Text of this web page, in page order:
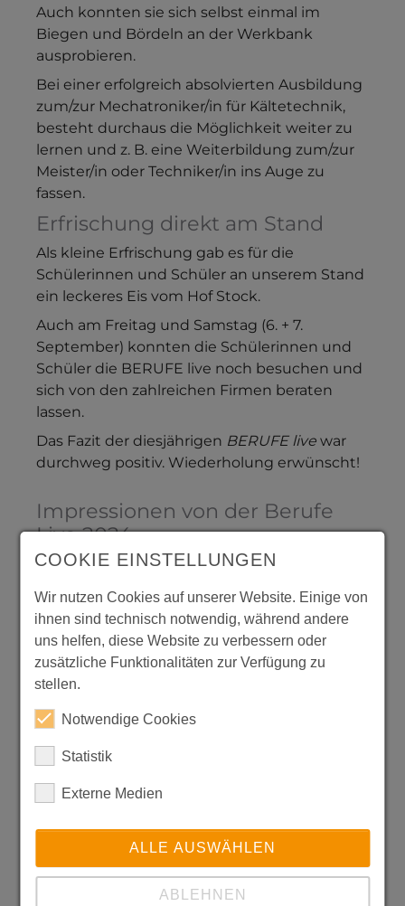
Auch konnten sie sich selbst einmal im
Biegen und Bördeln an der Werkbank
ausprobieren.
Bei einer erfolgreich absolvierten Ausbildung
zum/zur Mechatroniker/in für Kältetechnik,
besteht durchaus die Möglichkeit weiter zu
lernen und z. B. eine Weiterbildung zum/zur
Meister/in oder Techniker/in ins Auge zu
fassen.
Erfrischung direkt am Stand
Als kleine Erfrischung gab es für die
Schülerinnen und Schüler an unserem Stand
ein leckeres Eis vom Hof Stock.
Auch am Freitag und Samstag (6. + 7.
September) konnten die Schülerinnen und
Schüler die BERUFE live noch besuchen und
sich von den zahlreichen Firmen beraten
lassen.
Das Fazit der diesjährigen BERUFE live war
durchweg positiv. Wiederholung erwünscht!
Impressionen von der Berufe
Live 2024
Show larger version Show larger version
Show larger version Show larger version
Show larger version Show larger version
COOKIE EINSTELLUNGEN
Wir nutzen Cookies auf unserer Website. Einige von
ihnen sind technisch notwendig, während andere
uns helfen, diese Website zu verbessern oder
zusätzliche Funktionalitäten zur Verfügung zu
stellen.
Notwendige Cookies
Statistik
Externe Medien
ALLE AUSWÄHLEN
ABLEHNEN